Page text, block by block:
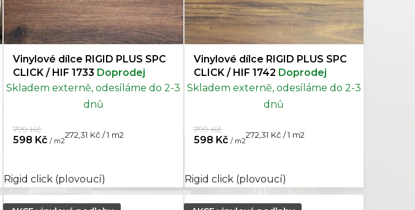
Rybí kost 7
Mramor 3
Topol 1
Vinylové dílce RIGID PLUS SPC
CLICK / HIF 1733 Doprodej
Skladem externě, odesíláme do 2-3
dnů
598 Kč / m2
799 Kč
Měrná
cena:
272,31 Kč / 1 m2
Rigid click (plovoucí)
Vinylové dílce RIGID PLUS SPC
CLICK / HIF 1742 Doprodej
Skladem externě, odesíláme do 2-3
dnů
598 Kč / m2
799 Kč
Měrná
cena:
272,31 Kč / 1 m2
Rigid click (plovoucí)